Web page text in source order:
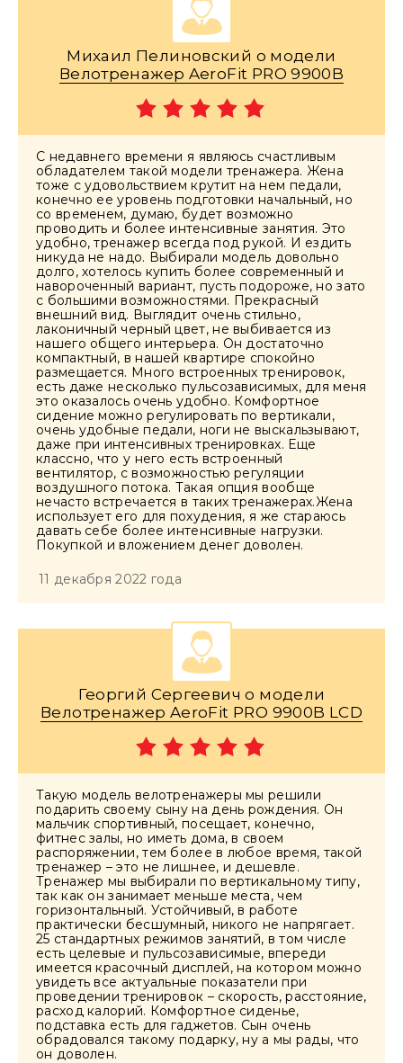
Михаил Пелиновский о модели
Велотренажер AeroFit PRO 9900B
С недавнего времени я являюсь счастливым
обладателем такой модели тренажера. Жена
тоже с удовольствием крутит на нем педали,
конечно ее уровень подготовки начальный, но
со временем, думаю, будет возможно
проводить и более интенсивные занятия. Это
удобно, тренажер всегда под рукой. И ездить
никуда не надо. Выбирали модель довольно
долго, хотелось купить более современный и
навороченный вариант, пусть подороже, но зато
с большими возможностями. Прекрасный
внешний вид. Выглядит очень стильно,
лаконичный черный цвет, не выбивается из
нашего общего интерьера. Он достаточно
компактный, в нашей квартире спокойно
размещается. Много встроенных тренировок,
есть даже несколько пульсозависимых, для меня
это оказалось очень удобно. Комфортное
сидение можно регулировать по вертикали,
очень удобные педали, ноги не выскальзывают,
даже при интенсивных тренировках. Еще
классно, что у него есть встроенный
вентилятор, с возможностью регуляции
воздушного потока. Такая опция вообще
нечасто встречается в таких тренажерах.Жена
использует его для похудения, я же стараюсь
давать себе более интенсивные нагрузки.
Покупкой и вложением денег доволен.
11 декабря 2022 года
Георгий Сергеевич о модели
Велотренажер AeroFit PRO 9900B LCD
Такую модель велотренажеры мы решили
подарить своему сыну на день рождения. Он
мальчик спортивный, посещает, конечно,
фитнес залы, но иметь дома, в своем
распоряжении, тем более в любое время, такой
тренажер – это не лишнее, и дешевле.
Тренажер мы выбирали по вертикальному типу,
так как он занимает меньше места, чем
горизонтальный. Устойчивый, в работе
практически бесшумный, никого не напрягает.
25 стандартных режимов занятий, в том числе
есть целевые и пульсозависимые, впереди
имеется красочный дисплей, на котором можно
увидеть все актуальные показатели при
проведении тренировок – скорость, расстояние,
расход калорий. Комфортное сиденье,
подставка есть для гаджетов. Сын очень
обрадовался такому подарку, ну а мы рады, что
он доволен.